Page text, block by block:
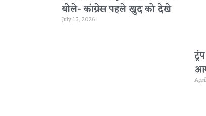
बोले- कांग्रेस पहले खुद को देखे
July 15, 2026